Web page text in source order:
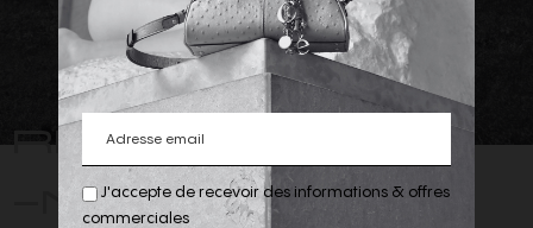
REJOIGNEZ
-NOUS
J'accepte de recevoir des informations & offres
commerciales